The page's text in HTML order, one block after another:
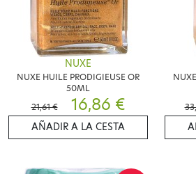
NUXE
NUXE HUILE PRODIGIEUSE OR
50ML
21,61 €
16,86 €
AÑADIR A LA CESTA